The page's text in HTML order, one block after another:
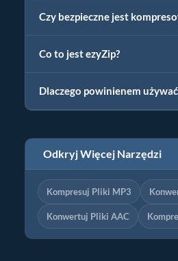
Czy bezpieczne jest
Co to jest ezyZip?
Dlaczego powinienem
Odkryj Więcej Narzędzi
Kompresuj Pliki MP3
Konwertuj Pliki AAC